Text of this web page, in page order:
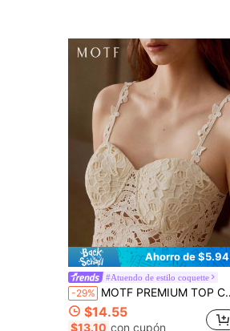
Ahorro de $5.94
#Atuendo de estilo coquette
-29% MOTF PREMIUM TOP CORTO DE MUJER DE ENCAJE GUIPUR
$14.55
$13.10 con cupón